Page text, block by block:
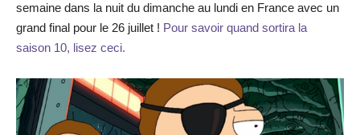
semaine dans la nuit du dimanche au lundi en France avec un
grand final pour le 26 juillet ! Pour savoir quand sortira la
saison 10, lisez ceci.